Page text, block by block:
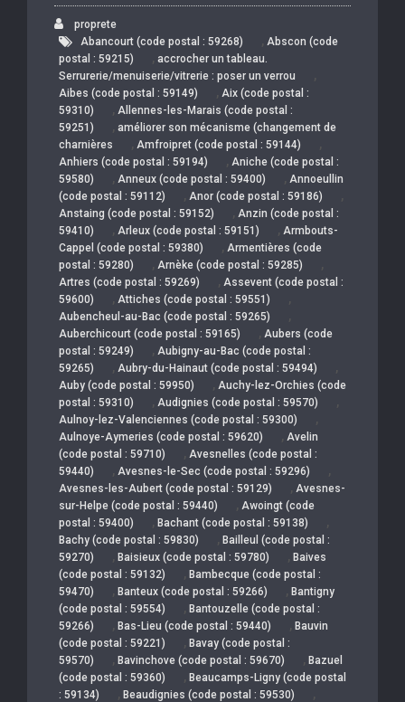
proprete
Abancourt (code postal : 59268)
, Abscon (code
postal : 59215)
, accrocher un tableau.
Serrurerie/menuiserie/vitrerie : poser un verrou
,
Aibes (code postal : 59149) , Aix (code postal :
59310)
, Allennes-les-Marais (code postal :
59251)
, améliorer son mécanisme (changement de
charnières
, Amfroipret (code postal : 59144) ,
Anhiers (code postal : 59194) , Aniche (code postal :
59580)
, Anneux (code postal : 59400) , Annoeullin
(code postal : 59112)
, Anor (code postal : 59186) ,
Anstaing (code postal : 59152) , Anzin (code postal :
59410)
, Arleux (code postal : 59151) , Armbouts-
Cappel (code postal : 59380)
, Armentières (code
postal : 59280)
, Arnèke (code postal : 59285) ,
Artres (code postal : 59269) , Assevent (code postal :
59600)
, Attiches (code postal : 59551) ,
Aubencheul-au-Bac (code postal : 59265) ,
Auberchicourt (code postal : 59165) , Aubers (code
postal : 59249)
, Aubigny-au-Bac (code postal :
59265)
, Aubry-du-Hainaut (code postal : 59494) ,
Auby (code postal : 59950) , Auchy-lez-Orchies (code
postal : 59310)
, Audignies (code postal : 59570) ,
Aulnoy-lez-Valenciennes (code postal : 59300) ,
Aulnoye-Aymeries (code postal : 59620) , Avelin
(code postal : 59710)
, Avesnelles (code postal :
59440)
, Avesnes-le-Sec (code postal : 59296) ,
Avesnes-les-Aubert (code postal : 59129) , Avesnes-
sur-Helpe (code postal : 59440)
, Awoingt (code
postal : 59400)
, Bachant (code postal : 59138) ,
Bachy (code postal : 59830) , Bailleul (code postal :
59270)
, Baisieux (code postal : 59780) , Baives
(code postal : 59132)
, Bambecque (code postal :
59470)
, Banteux (code postal : 59266) , Bantigny
(code postal : 59554)
, Bantouzelle (code postal :
59266)
, Bas-Lieu (code postal : 59440) , Bauvin
(code postal : 59221)
, Bavay (code postal :
59570)
, Bavinchove (code postal : 59670) , Bazuel
(code postal : 59360)
, Beaucamps-Ligny (code postal
: 59134)
, Beaudignies (code postal : 59530) ,